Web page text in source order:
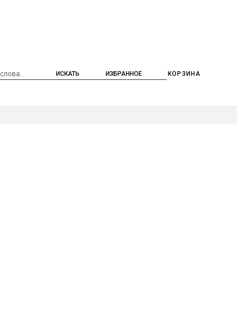
ИЗБРАННОЕ КОРЗИНА